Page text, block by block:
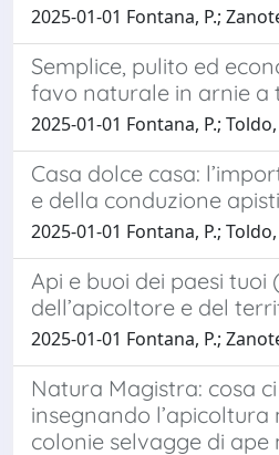
2025-01-01 Fontana, P.;
Semplice, pulito ed
favo naturale in arnie a
2025-01-01 Fontana, P.;
Casa dolce casa:
e della conduzione
2025-01-01 Fontana, P.;
Api e buoi dei paesi tuoi
dell’apicoltore e del
2025-01-01 Fontana, P.;
Natura Magistra: cosa
insegnando l’apicoltura
colonie selvagge di ape